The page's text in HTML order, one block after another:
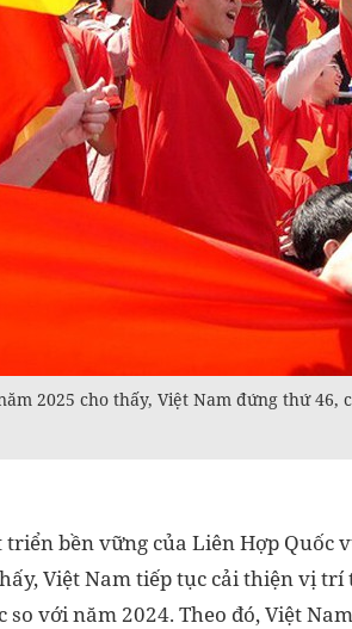
2025 cho thấy, Việt Nam đứng thứ
bền vững của Liên Hợp Quốc
Việt Nam tiếp tục cải thiện vị trí
với năm 2024. Theo đó, Việt